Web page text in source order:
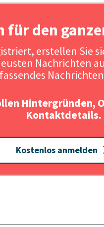
für den
erstellen Sie
Nachrichten
Hintergründen,
Kontaktdetails.
Kostenlos anmelden